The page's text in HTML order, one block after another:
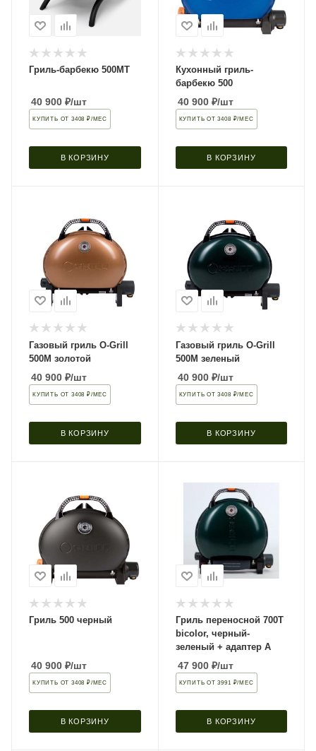
Гриль-барбекю 500MT
40 900 ₽/шт
КУПИТЬ ОТ 3408 ₽/МЕС
В КОРЗИНУ
Кухонный гриль-
барбекю 500
40 900₽/шт
КУПИТЬ ОТ 3408 ₽/МЕС
В КОРЗИНУ
Газовый гриль O-Grill
500М золотой
40 900 ₽/шт
КУПИТЬ ОТ 3408 ₽/МЕС
В КОРЗИНУ
Газовый гриль O-Grill
500М зеленый
40 900₽/шт
КУПИТЬ ОТ 3408 ₽/МЕС
В КОРЗИНУ
Гриль 500 черный
40 900 ₽/шт
КУПИТЬ ОТ 3408 ₽/МЕС
В КОРЗИНУ
Гриль переносной 700T
bicolor, черный-
зеленый + адаптер А
47 900₽/шт
КУПИТЬ ОТ 3991 ₽/МЕС
В КОРЗИНУ